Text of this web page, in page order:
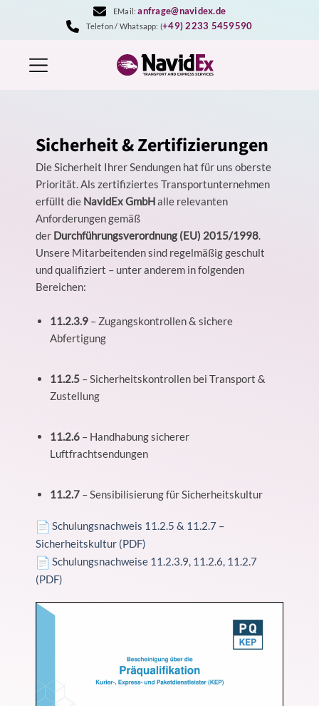
EMail:anfrage@navidex.de
Telefon / Whatsapp: (+49) 2233 5459590
Sicherheit & Zertifizierungen
Die Sicherheit Ihrer Sendungen hat für uns oberste
Priorität. Als zertifiziertes Transportunternehmen
erfüllt die NavidEx GmbHalle relevanten
Anforderungen gemäß
der Durchführungsverordnung (EU) 2015/1998.
Unsere Mitarbeitenden sind regelmäßig geschult
und qualifiziert – unter anderem in folgenden
Bereichen:
11.2.3.9– Zugangskontrollen & sichere
Abfertigung
11.2.5– Sicherheitskontrollen bei Transport &
Zustellung
11.2.6– Handhabung sicherer
Luftfrachtsendungen
11.2.7– Sensibilisierung für Sicherheitskultur
Schulungsnachweis 11.2.5 & 11.2.7 –
Sicherheitskultur (PDF)
Schulungsnachweise 11.2.3.9, 11.2.6, 11.2.7
(PDF)